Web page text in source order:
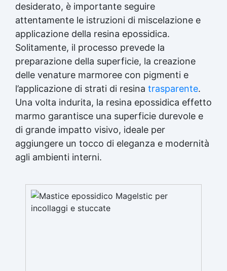
desiderato, è importante seguire
attentamente le istruzioni di miscelazione e
applicazione della resina epossidica.
Solitamente, il processo prevede la
preparazione della superficie, la creazione
delle venature marmoree con pigmenti e
l’applicazione di strati di resina trasparente.
Una volta indurita, la resina epossidica effetto
marmo garantisce una superficie durevole e
di grande impatto visivo, ideale per
aggiungere un tocco di eleganza e modernità
agli ambienti interni.